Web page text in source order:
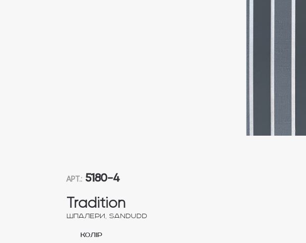
АРТ.: 5180-4
Tradition
Шпалери,Sandudd
колір